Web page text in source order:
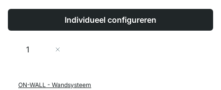
Individueel configureren
Aantal
ON-WALL - Wandsysteem